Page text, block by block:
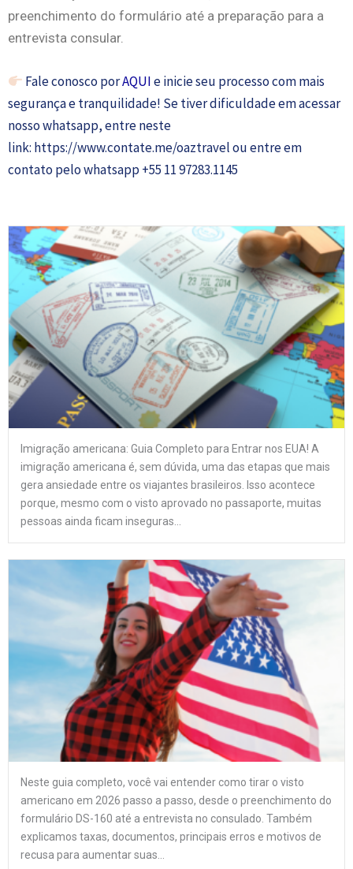
preenchimento do formulário até a preparação para a
entrevista consular.
Fale conosco porAQUIe inicie seu processo com mais
segurança e tranquilidade! Se tiver dificuldade em acessar
nosso whatsapp, entre neste
link: https://www.contate.me/oaztravelou entre em
contato pelo whatsapp +55 11 97283.1145
Imigração americana: Guia Completo para Entrar nos EUA! A
imigração americana é, sem dúvida, uma das etapas que mais
gera ansiedade entre os viajantes brasileiros. Isso acontece
porque, mesmo com o visto aprovado no passaporte, muitas
pessoas ainda ficam inseguras...
Neste guia completo, você vai entender como tirar o visto
americano em 2026 passo a passo, desde o preenchimento do
formulário DS-160 até a entrevista no consulado. Também
explicamos taxas, documentos, principais erros e motivos de
recusa para aumentar suas...